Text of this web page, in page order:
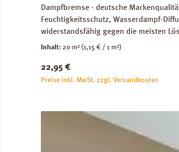
Dampfbremse - deutsche
Feuchtigkeitsschutz, Wasserdampf-
widerstandsfähig gegen die meisten
unbedenklich. Für Warmwasser-
Inhalt: 20 m² (1,15 € / 1 m²)
Regulärer Preis:
22,95 €
Preise inkl. MwSt. zzgl. Versandkosten